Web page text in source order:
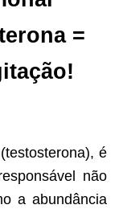
=
é
não
a abundância